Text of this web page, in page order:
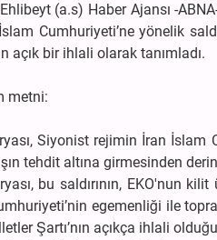
(a.s) Haber Ajansı -
Cumhuriyeti’ne yönelik
açık bir ihlali olarak tanımladı.
metni:
Siyonist rejimin İran İslam
tehdit altına girmesinden
bu saldırının, EKO'nun
egemenliği ile
Şartı’nın açıkça ihlali